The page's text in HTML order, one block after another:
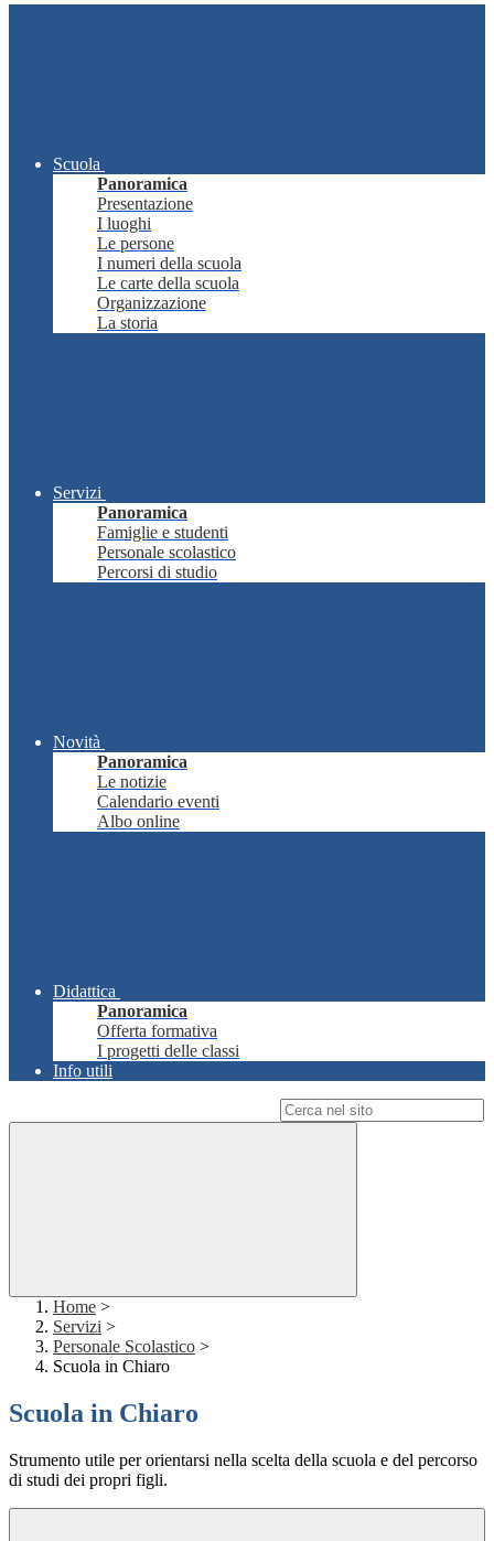
Scuola
Panoramica
Presentazione
I luoghi
Le persone
I numeri della scuola
Le carte della scuola
Organizzazione
La storia
Servizi
Panoramica
Famiglie e studenti
Personale scolastico
Percorsi di studio
Novità
Panoramica
Le notizie
Calendario eventi
Albo online
Didattica
Panoramica
Offerta formativa
I progetti delle classi
Info utili
Home >
Servizi >
Personale Scolastico >
Scuola in Chiaro
Scuola in Chiaro
Strumento utile per orientarsi nella scelta della scuola e del percorso
di studi dei propri figli.